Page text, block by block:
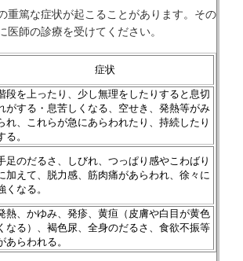
重篤な症状が起こることがあります。その
医師の診療を受けてください。
症状
段を上ったり、少し無理をしたりすると息切
がする・息苦しくなる、空せき、発熱等がみ
れ、これらが急にあらわれたり、持続したり
る。
足のだるさ、しびれ、つっぱり感やこわばり
加えて、脱力感、筋肉痛があらわれ、徐々に
くなる。
熱、かゆみ、発疹、黄疸（皮膚や白目が黄色
なる）、褐色尿、全身のだるさ、食欲不振等
あらわれる。